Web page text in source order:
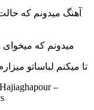
آهنگ میدونم که
میدونم که میخوای
تا میکنم لباساتو
–